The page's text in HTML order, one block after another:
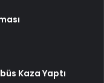
Kaza Yaptı